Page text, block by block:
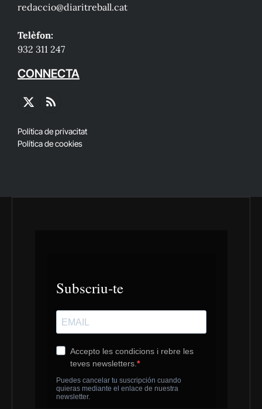
redaccio@diaritreball.cat
Telèfon:
932 311 247
CONNECTA
X
RSS
Política de privacitat
Política de cookies